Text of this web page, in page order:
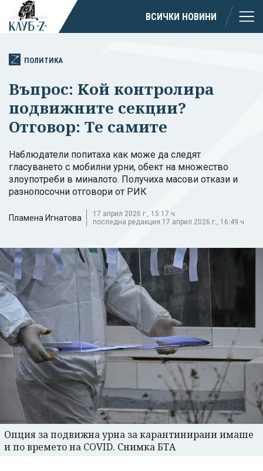
ВСИЧКИ НОВИНИ
ПОЛИТИКА
Въпрос: Kой контролира
подвижните секции?
Отговор: Те самите
Наблюдатели попитаха как може да следят
гласуването с мобилни урни, обект на множество
злоупотреби в миналото. Получиха масови откази и
разнопосочни отговори от РИК
Пламена Игнатова
17 април 2026 г., 15:17 ч.
последна редакция 17 април 2026 г., 16:49 ч.
Опция за подвижна урна за карантинирани имаше
и по времето на COVID. Снимка БТА